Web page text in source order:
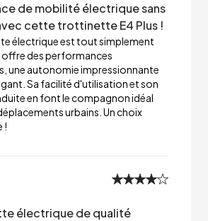
de mobilité électrique sans
cette trottinette E4 Plus !
électrique est tout simplement
offre des performances
une autonomie impressionnante
Sa facilité d'utilisation et son
en font le compagnon idéal
urbains. Un choix
!
électrique de qualité